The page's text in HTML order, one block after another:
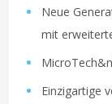
Neue
mit
Einzigartige